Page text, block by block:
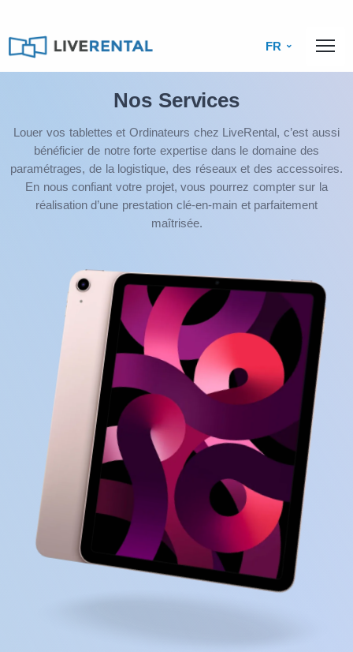
FR
Nos Services
Louer vos tablettes et Ordinateurs chez LiveRental, c’est aussi
bénéficier de notre forte expertise dans le domaine des
paramétrages, de la logistique, des réseaux et des accessoires.
En nous confiant votre projet, vous pourrez compter sur la
réalisation d’une prestation clé-en-main et parfaitement
maîtrisée.